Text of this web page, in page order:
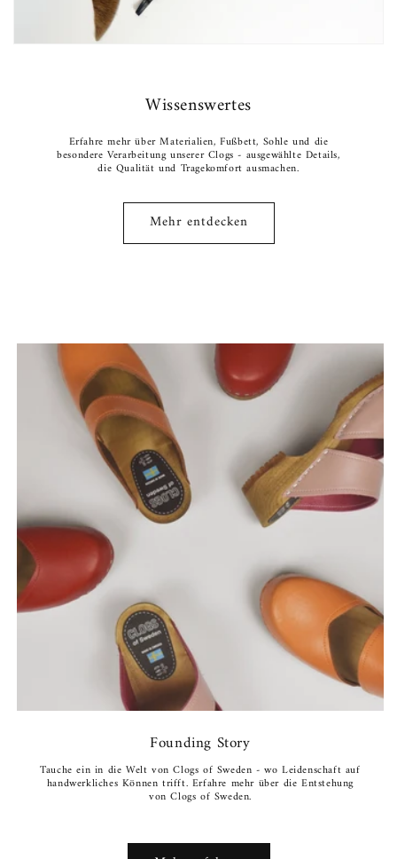
Wissenswertes
Erfahre mehr über Materialien, Fußbett, Sohle und die
besondere Verarbeitung unserer Clogs - ausgewählte Details,
die Qualität und Tragekomfort ausmachen.
Mehr entdecken
Founding Story
Tauche ein in die Welt von Clogs of Sweden - wo Leidenschaft auf
handwerkliches Können trifft. Erfahre mehr über die Entstehung
von Clogs of Sweden.